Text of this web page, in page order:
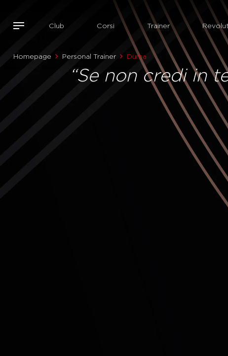
Club Corsi Trainer
Homepage Personal Trainer Duma
“Se non credi in